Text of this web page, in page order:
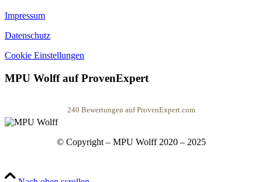
Impressum
Datenschutz
Cookie Einstellungen
MPU Wolff auf ProvenExpert
MPU Wolff
240 Bewertungen auf ProvenExpert.com
© Copyright – MPU Wolff 2020 – 2025